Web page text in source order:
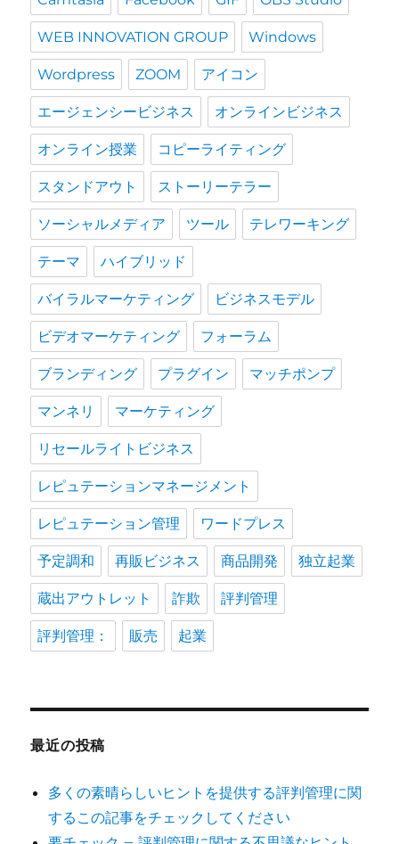
WEB INNOVATION GROUP Windows
Wordpress ZOOM アイコン
エージェンシービジネス オンラインビジネス
オンライン授業 コピーライティング
スタンドアウト ストーリーテラー
ソーシャルメディア ツール テレワーキング
テーマ ハイブリッド
バイラルマーケティング ビジネスモデル
ビデオマーケティング フォーラム
ブランディング プラグイン マッチポンプ
マンネリ マーケティング
リセールライトビジネス
レピュテーションマネージメント
レピュテーション管理 ワードプレス
予定調和 再販ビジネス 商品開発 独立起業
蔵出アウトレット 詐欺 評判管理
評判管理： 販売 起業
最近の投稿
多くの素晴らしいヒントを提供する評判管理に関
するこの記事をチェックしてください